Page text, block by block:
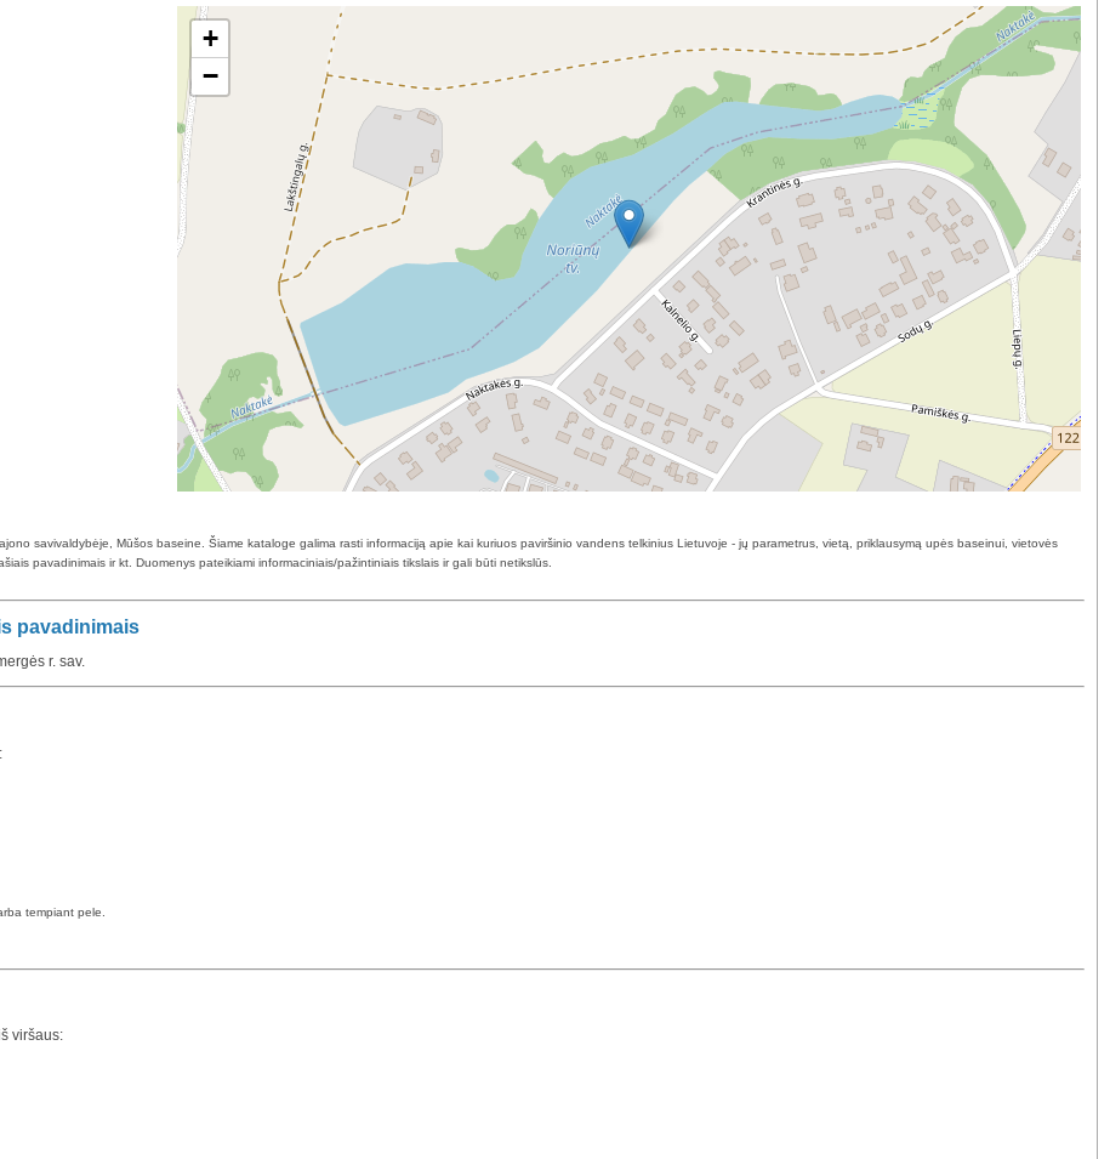
+
−
savivaldybėje, Mūšos baseine. Šiame kataloge galima rasti informaciją apie kai kuriuos paviršinio vandens telkinius Lietuvoje - jų parametrus, vietą, priklausymą upės baseinui, vietovės
pavadinimais ir kt. Duomenys pateikiami informaciniais/pažintiniais tikslais ir gali būti netikslūs.
pavadinimais
r. sav.
tempiant pele.
viršaus: